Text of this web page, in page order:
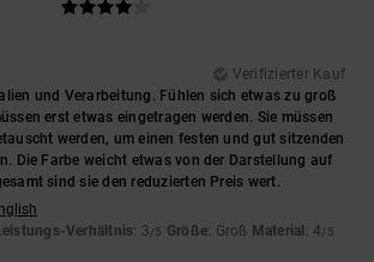
Verifizierter Kauf
und Verarbeitung. Fühlen sich etwas zu groß
erst etwas eingetragen werden. Sie müssen
werden, um einen festen und gut sitzenden
Die Farbe weicht etwas von der Darstellung auf
sind sie den reduzierten Preis wert.
Verhältnis: 3/5 Größe: Groß Material : 4/5